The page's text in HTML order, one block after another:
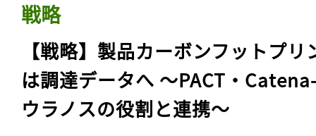
戦略
【戦略】製品カーボンフットプリ
は調達データへ 〜PACT・
ウラノスの役割と連携〜